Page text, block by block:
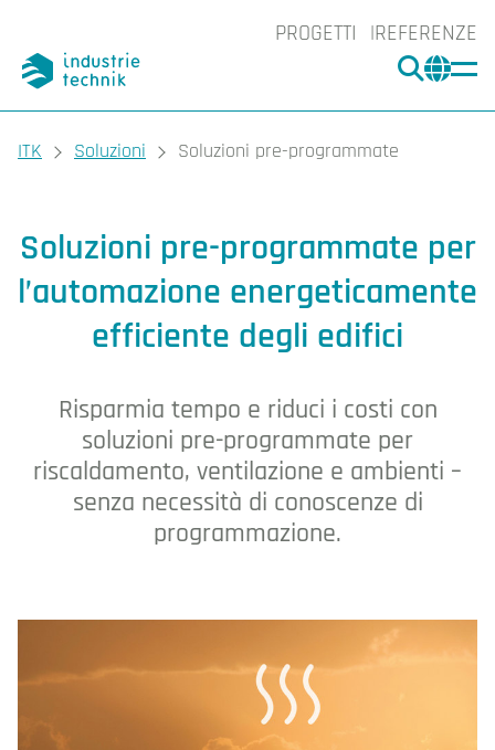
PROGETTI REFERENZE
CERCA
You are here:
ITK Soluzioni Soluzioni pre-programmate
Soluzioni pre-programmate per
l’automazione energeticamente
efficiente degli edifici
Risparmia tempo e riduci i costi con
soluzioni pre-programmate per
riscaldamento, ventilazione e ambienti –
senza necessità di conoscenze di
programmazione.